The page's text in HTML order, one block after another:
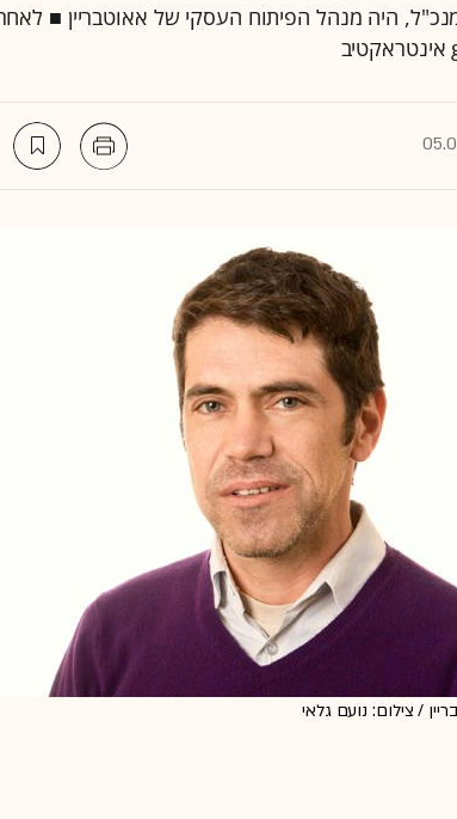
היה מנהל הפיתוח העסקי של אאוטבריין ■
/ צילום: נועם גלאי